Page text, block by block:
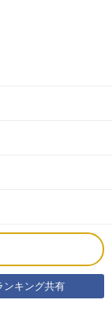
ンキング共有